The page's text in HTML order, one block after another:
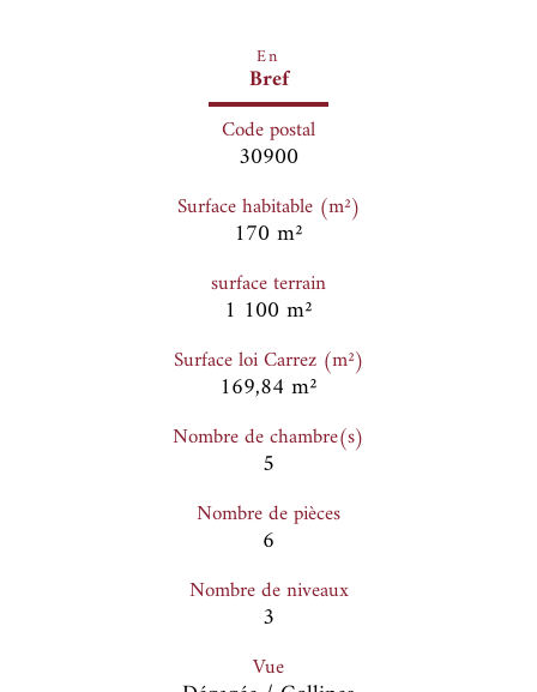
En
Bref
Code postal
30900
Surface habitable (m²)
170 m²
surface terrain
1 100 m²
Surface loi Carrez (m²)
169,84 m²
Nombre de chambre(s)
5
Nombre de pièces
6
Nombre de niveaux
3
Vue